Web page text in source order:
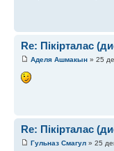
Re: Пікірталас
Аделя Ашмакын » 25
Re: Пікірталас
Гульназ Смагул » 25